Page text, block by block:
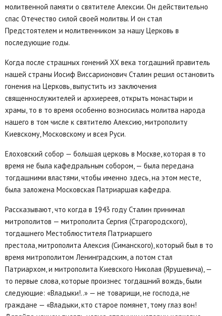
молитвенной памяти о святителе Алексии. Он действительно
спас Отечество силой своей молитвы. И он стал
Предстоятелем и молитвенником за нашу Церковь в
последующие годы.
Когда после страшных гонений XX века тогдашний правитель
нашей страны Иосиф Виссарионович Сталин решил остановить
гонения на Церковь, выпустить из заключения
священнослужителей и архиереев, открыть монастыри и
храмы, то в то время особенно возносилась молитва народа
нашего в том числе к святителю Алексию, митрополиту
Киевскому, Московскому и всея Руси.
Елоховский собор — большая церковь в Москве, которая в то
время не была кафедральным собором, — была передана
тогдашними властями, чтобы именно здесь, на этом месте,
была заложена Московская Патриаршая кафедра.
Рассказывают, что когда в 1943 году Сталин принимал
митрополитов — митрополита Сергия (Страгородского),
тогдашнего Местоблюстителя Патриаршего
престола, митрополита Алексия (Симанского), который был в то
время митрополитом Ленинградским, а потом стал
Патриархом, и митрополита Киевского Николая (Ярушевича), —
то первые слова, которые произнес тогдашний вождь, были
следующие: «Владыки!..» — не товарищи, не господа, не
граждане — «Владыки, кто старое помянет, тому глаз вон!